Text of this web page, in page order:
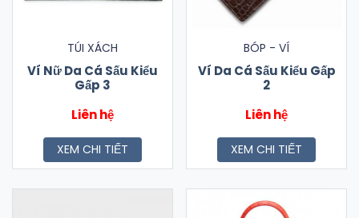
TÚI XÁCH
Ví Nữ Da Cá Sấu Kiểu
Gấp 3
Liên hệ
XEM CHI TIẾT
BÓP - VÍ
Ví Da Cá Sấu Kiểu Gấp
2
Liên hệ
XEM CHI TIẾT